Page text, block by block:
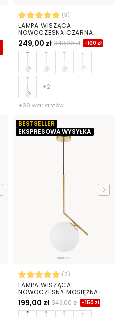
(3)
LAMPA WISZĄCA
NOWOCZESNA CZARNA
BIAŁA KULA SORENTO 20
249,00 zł 349,00 zł -100 zł
+39 wariantów
BESTSELLER
EKSPRESOWA WYSYŁKA
(2)
LAMPA WISZĄCA
NOWOCZESNA MOSIĘŻNA
BIAŁA KULA SORENTO 20
199,00 zł 349,00 zł -150 zł